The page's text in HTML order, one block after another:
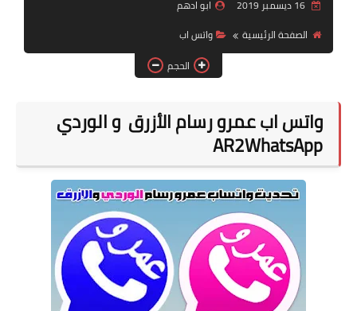
16 ديسمبر 2019
ابو ادهم
الصفحة الرئيسية
واتس اب
الحجم
واتس اب عمرو رسام الأزرق و الوردي
AR2WhatsApp